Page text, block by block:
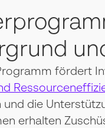
fördert
und die
erhalten